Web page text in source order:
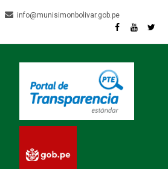
info@munisimonbolivar.gob.pe